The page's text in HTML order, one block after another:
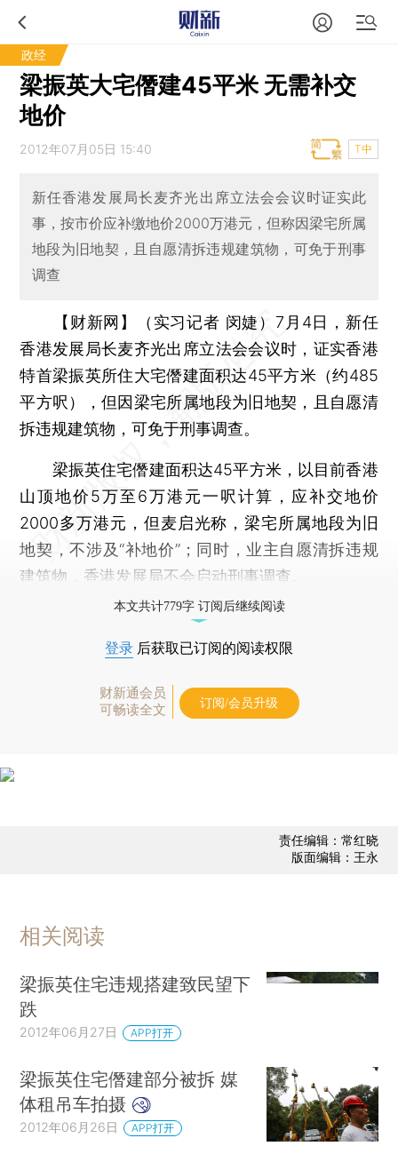
政经
梁振英大宅僭建45平米 无需补交
地价
2012年07月05日 15:40 T中
新任香港发展局长麦齐光出席立法会会议时证实此
事，按市价应补缴地价2000万港元，但称因梁宅所属
地段为旧地契，且自愿清拆违规建筑物，可免于刑事
调查
【财新网】（实习记者 闵婕） 7月4日，新任
香港发展局长麦齐光出席立法会会议时，证实香港
特首梁振英所住大宅僭建面积达45平方米（约485
平方呎），但因梁宅所属地段为旧地契，且自愿清
拆违规建筑物，可免于刑事调查。
梁振英住宅僭建面积达45平方米，以目前香港
山顶地价5万至6万港元一呎计算，应补交地价
2000多万港元，但麦启光称，梁宅所属地段为旧
地契，不涉及“补地价”；同时，业主自愿清拆违规
建筑物，香港发展局不会启动刑事调查。
本文共计779字 订阅后继续阅读
登录 后获取已订阅的阅读权限
财新通会员
可畅读全文
订阅/会员升级
责任编辑：常红晓
版面编辑：王永
相关阅读
梁振英住宅违规搭建致民望下
跌
2012年06月27日 APP打开
梁振英住宅僭建部分被拆 媒
体租吊车拍摄
2012年06月26日 APP打开